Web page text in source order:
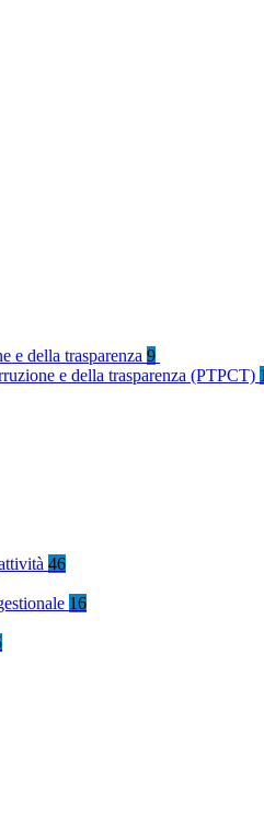
e della trasparenza 9
e della trasparenza (PTPCT) 1
46
16